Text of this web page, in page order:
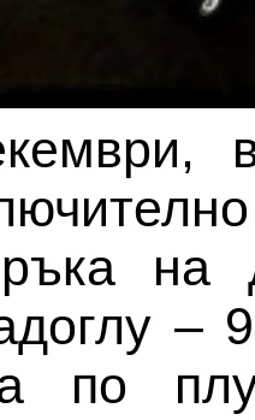
в
ръка
–
по